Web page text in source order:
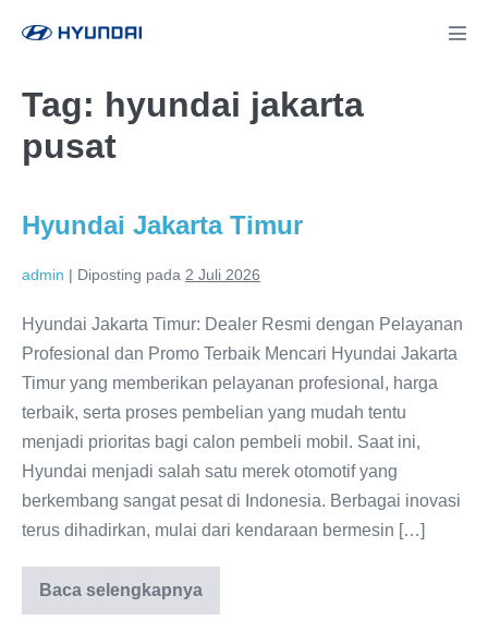
Tag: hyundai jakarta
pusat
Hyundai Jakarta Timur
admin | Diposting pada 2 Juli 2026
Hyundai Jakarta Timur: Dealer Resmi dengan Pelayanan
Profesional dan Promo Terbaik Mencari Hyundai Jakarta
Timur yang memberikan pelayanan profesional, harga
terbaik, serta proses pembelian yang mudah tentu
menjadi prioritas bagi calon pembeli mobil. Saat ini,
Hyundai menjadi salah satu merek otomotif yang
berkembang sangat pesat di Indonesia. Berbagai inovasi
terus dihadirkan, mulai dari kendaraan bermesin […]
Baca selengkapnya
Hyundai
Jakarta